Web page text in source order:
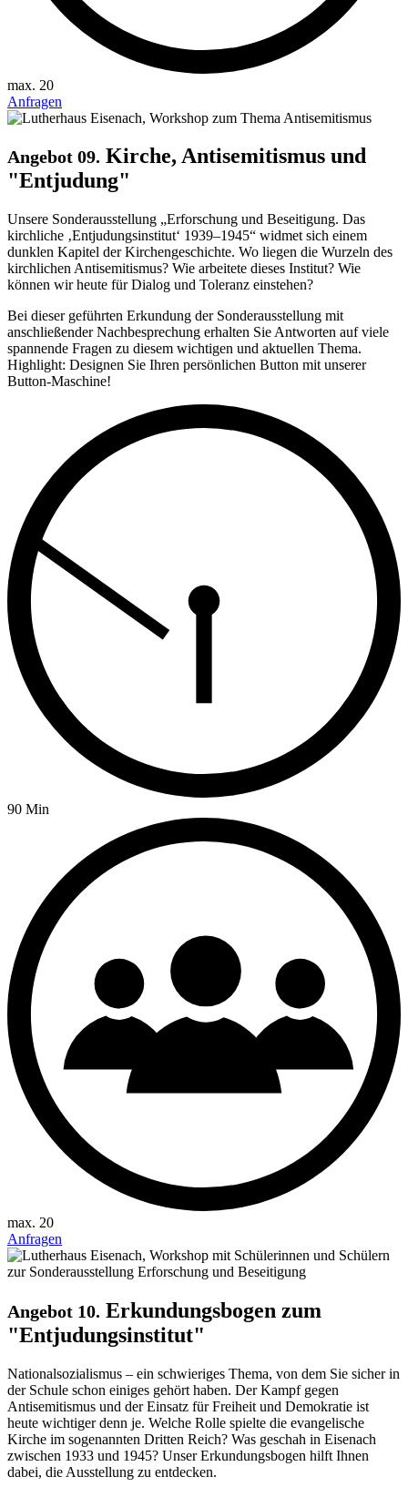
max. 20
Anfragen
Angebot 09. Kirche, Antisemitismus und
"Entjudung"
Unsere Sonderausstellung „Erforschung und Beseitigung. Das
kirchliche ‚Entjudungsinstitut‘ 1939–1945“ widmet sich einem
dunklen Kapitel der Kirchengeschichte. Wo liegen die Wurzeln des
kirchlichen Antisemitismus? Wie arbeitete dieses Institut? Wie
können wir heute für Dialog und Toleranz einstehen?
Bei dieser geführten Erkundung der Sonderausstellung mit
anschließender Nachbesprechung erhalten Sie Antworten auf viele
spannende Fragen zu diesem wichtigen und aktuellen Thema.
Highlight: Designen Sie Ihren persönlichen Button mit unserer
Button-Maschine!
90 Min
max. 20
Anfragen
Angebot 10. Erkundungsbogen zum
"Entjudungsinstitut"
Nationalsozialismus – ein schwieriges Thema, von dem Sie sicher in
der Schule schon einiges gehört haben. Der Kampf gegen
Antisemitismus und der Einsatz für Freiheit und Demokratie ist
heute wichtiger denn je. Welche Rolle spielte die evangelische
Kirche im sogenannten Dritten Reich? Was geschah in Eisenach
zwischen 1933 und 1945? Unser Erkundungsbogen hilft Ihnen
dabei, die Ausstellung zu entdecken.